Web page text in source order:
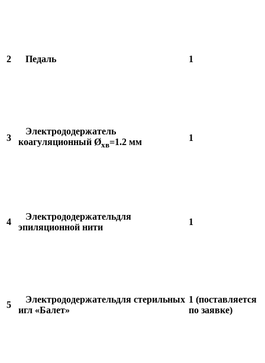
2 Педаль 1
3
Электрододержатель
коагуляционный Øхв=1.2 мм 1
4
Электрододержательдля
эпиляционной нити
1
5
Электрододержательдля стерильных
игл «Балет»
1 (поставляется
по заявке)